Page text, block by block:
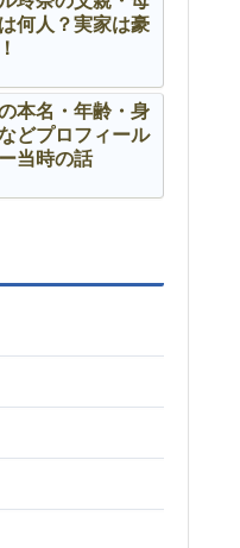
何人？実家は豪
本名・年齢・身
どプロフィール
当時の話